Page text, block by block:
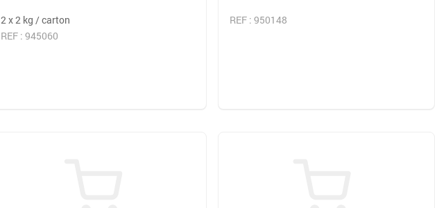
2 x 2 kg / carton
REF : 945060
REF : 950148